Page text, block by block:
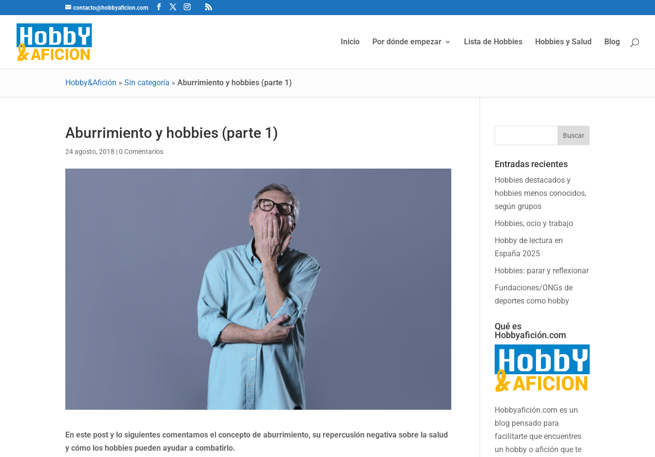
contacto@hobbyaficion.com
Hobby&Afición »Sin categoría »Aburrimiento y hobbies (parte 1)
Inicio Por dónde empezar Lista de Hobbies Hobbies y Salud Blog
Aburrimiento y hobbies (parte 1)
24 agosto, 2018 |0 Comentarios
En este post y lo siguientes comentamos el concepto de aburrimiento, su repercusión negativa sobre la salud
y cómo los hobbies pueden ayudar a combatirlo.
Entradas recientes
Hobbies destacados y
hobbies menos conocidos,
según grupos
Hobbies, ocio y trabajo
Hobby de lectura en
España 2025
Hobbies: parar y reflexionar
Fundaciones/ONGs de
deportes como hobby
Qué es
Hobbyafición.com
Hobbyafición.com es un
blog pensado para
facilitarte que encuentres
un hobby o afición que te